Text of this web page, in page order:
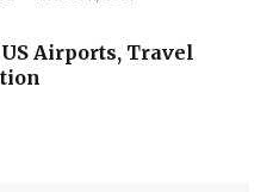
Airports, Travel